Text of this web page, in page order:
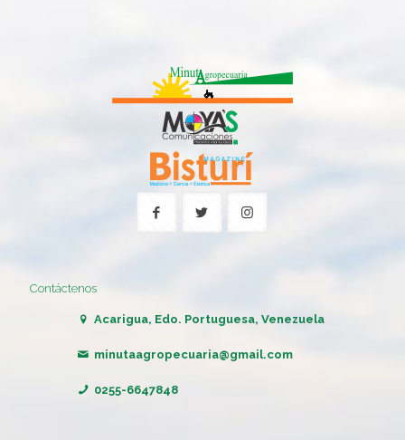
Contáctenos
Acarigua, Edo. Portuguesa, Venezuela
minutaagropecuaria@gmail.com
0255-6647848